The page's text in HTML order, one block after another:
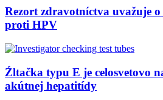
Rezort zdravotníctva uvažuje
proti HPV
Źltačka typu E je celosvetovo
akútnej hepatitídy